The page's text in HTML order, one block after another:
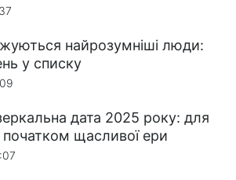
найрозумніші люди:
у списку
дата 2025 року: для
початком щасливої ери